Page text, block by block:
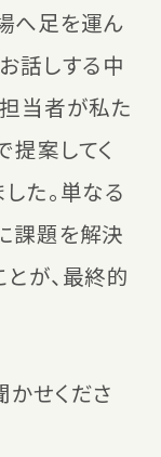
へ足を運ん
話しする中
当者が私た
提案してく
た。単なる
課題を解決
が、最終的
かせくださ